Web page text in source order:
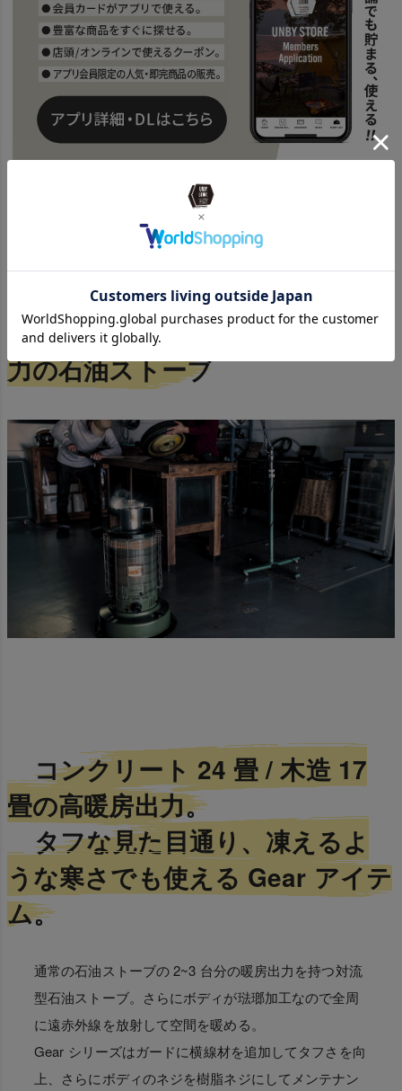
レビューを書く
寒いところでも使える高暖房能
力の石油ストーブ
コンクリート 24 畳 / 木造 17
畳の高暖房出力。
タフな見た目通り、凍えるよ
うな寒さでも使える Gear アイテ
ム。
通常の石油ストーブの 2~3 台分の暖房出力を持つ対流
型石油ストーブ。さらにボディが琺瑯加工なので全周
に遠赤外線を放射して空間を暖める。
Gear シリーズはガードに横線材を追加してタフさを向
上、さらにボディのネジを樹脂ネジにしてメンテナン